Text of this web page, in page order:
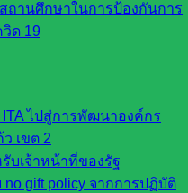
ถานศึกษาในการป้องกันการ
ด 19
ไปสู่การพัฒนาองค์กร
เขต 2
บเจ้าหน้าที่ของรัฐ
gift policy จากการปฏิบัติ